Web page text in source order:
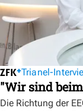
Trianel-
"Wir sind
Die Richtung der